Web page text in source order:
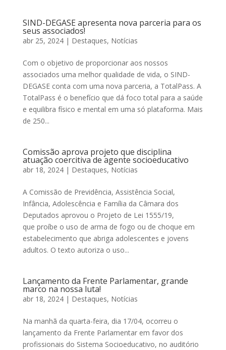
SIND-DEGASE apresenta nova parceria para os
seus associados!
abr 25, 2024| Destaques, Notícias
Com o objetivo de proporcionar aos nossos
associados uma melhor qualidade de vida, o SIND-
DEGASE conta com uma nova parceria, a TotalPass. A
TotalPass é o benefício que dá foco total para a saúde
e equilibra físico e mental em uma só plataforma. Mais
de 250...
Comissão aprova projeto que disciplina
atuação coercitiva de agente socioeducativo
abr 18, 2024| Destaques, Notícias
A Comissão de Previdência, Assistência Social,
Infância, Adolescência e Família da Câmara dos
Deputados aprovou o Projeto de Lei 1555/19,
que proíbe o uso de arma de fogo ou de choque em
estabelecimento que abriga adolescentes e jovens
adultos. O texto autoriza o uso...
Lançamento da Frente Parlamentar, grande
marco na nossa luta!
abr 18, 2024| Destaques, Notícias
Na manhã da quarta-feira, dia 17/04, ocorreu o
lançamento da Frente Parlamentar em favor dos
profissionais do Sistema Socioeducativo, no auditório